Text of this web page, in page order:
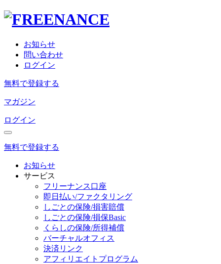
お知らせ
問い合わせ
ログイン
無料で登録する
マガジン
ログイン
無料で登録する
お知らせ
サービス
フリーナンス口座
即日払い/ファクタリング
しごとの保険/損害賠償
しごとの保険/損保Basic
くらしの保険/所得補償
バーチャルオフィス
決済リンク
アフィリエイトプログラム